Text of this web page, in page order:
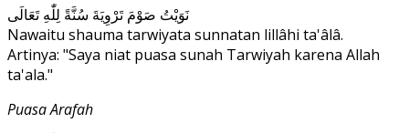
نَوَيْتُ صَوْمَ تَرْوِيَةَ سُنَّةً لِلّٰهِ تَعَالَى
Nawaitu shauma tarwiyata sunnatan lillâhi ta'âlâ.
Artinya: "Saya niat puasa sunah Tarwiyah karena Allah
ta'ala."
Puasa Arafah